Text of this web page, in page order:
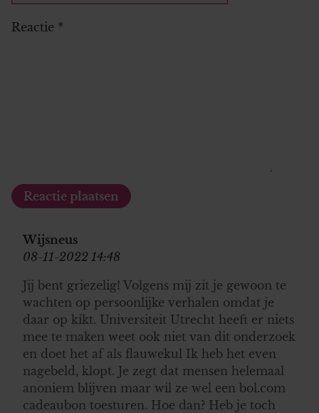
Reactie *
Wijsneus
08-11-2022 14:48
Jij bent griezelig! Volgens mij zit je gewoon te
wachten op persoonlijke verhalen omdat je
daar op kikt. Universiteit Utrecht heeft er niets
mee te maken weet ook niet van dit onderzoek
en doet het af als flauwekul Ik heb het even
nagebeld, klopt. Je zegt dat mensen helemaal
anoniem blijven maar wil ze wel een bol.com
cadeaubon toesturen. Hoe dan? Heb je toch